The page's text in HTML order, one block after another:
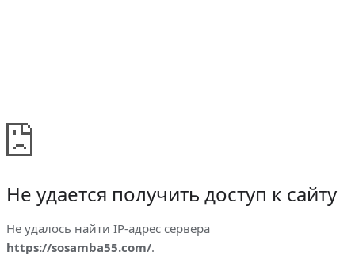
Не удается получить доступ к сайту
Не удалось найти IP-адрес сервера
https://sosamba55.com/.